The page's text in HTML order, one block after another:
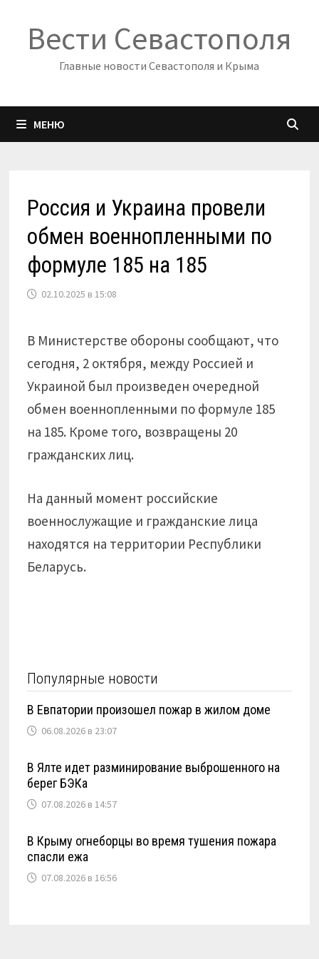
содержимому
Вести Севастополя
Главные новости Севастополя и Крыма
МЕНЮ
Россия и Украина провели
обмен военнопленными по
формуле 185 на 185
02.10.2025 в 15:08
В Министерстве обороны сообщают, что
сегодня, 2 октября, между Россией и
Украиной был произведен очередной
обмен военнопленными по формуле 185
на 185. Кроме того, возвращены 20
гражданских лиц.
На данный момент российские
военнослужащие и гражданские лица
находятся на территории Республики
Беларусь.
Популярные новости
В Евпатории произошел пожар в жилом доме
06.08.2026 в 23:07
В Ялте идет разминирование выброшенного на
берег БЭКа
07.08.2026 в 14:57
В Крыму огнеборцы во время тушения пожара
спасли ежа
07.08.2026 в 16:56